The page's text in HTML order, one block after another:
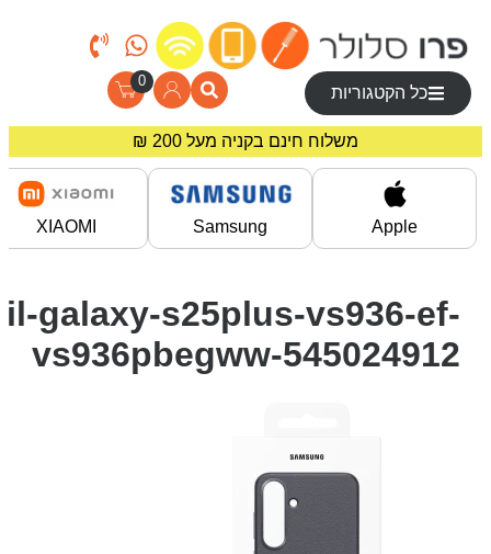
כל הקטגוריות
0
משלוח חינם בקניה מעל 200 ₪
מחירים מיוחדים לרוכשים באתר!
Apple
Samsung
XIAOMI
il-galaxy-s25plus-vs936-ef-
vs936pbegww-545024912